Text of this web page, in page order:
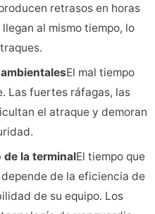
retrasos en horas
al mismo tiempo, lo
El mal tiempo
Las fuertes ráfagas, las
el atraque y demoran
de la terminalEl tiempo que
de la eficiencia de
de su equipo. Los